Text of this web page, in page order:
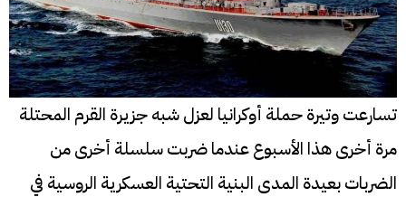
تسارعت وتيرة حملة أوكرانيا لعزل شبه جزيرة القرم المحتلة
مرة أخرى هذا الأسبوع عندما ضربت سلسلة أخرى من
الضربات بعيدة المدى البنية التحتية العسكرية الروسية في